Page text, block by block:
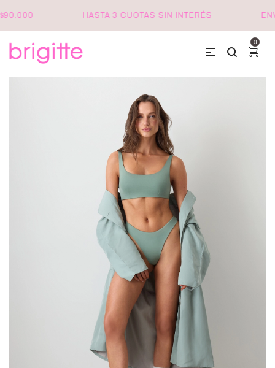
HASTA 3 CUOTAS SIN INTERÉS
0